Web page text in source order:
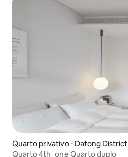
Quarto privativo ⋅ Datong District
Quarto 4th_one Quarto duplo